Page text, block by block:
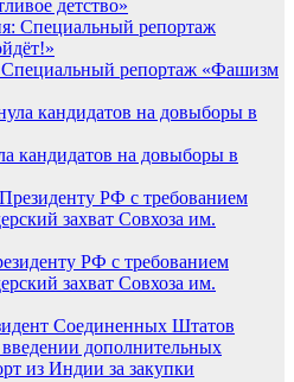
детство»
репортаж «Фашизм
кандидатов на довыборы в
РФ с требованием
захват Совхоза им.